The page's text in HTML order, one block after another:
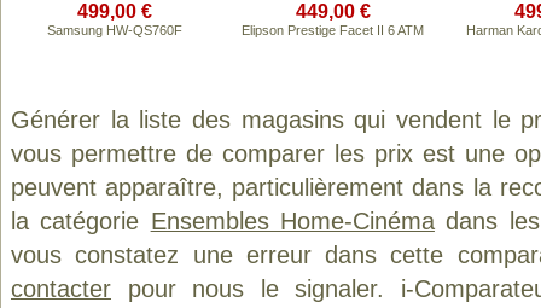
499,00 €
Samsung HW-QS760F
449,00 €
Elipson Prestige Facet II 6 ATM Harman
Générer la liste des magasins qui vendent le
vous permettre de comparer les prix est une
peuvent apparaître, particulièrement dans la
la catégorie Ensembles Home-Cinémadans les
vous constatez une erreur dans cette
contacter pour nous le signaler. i-